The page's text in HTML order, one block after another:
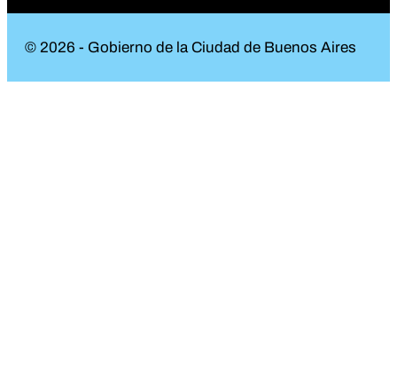
© 2026 - Gobierno de la Ciudad de Buenos Aires